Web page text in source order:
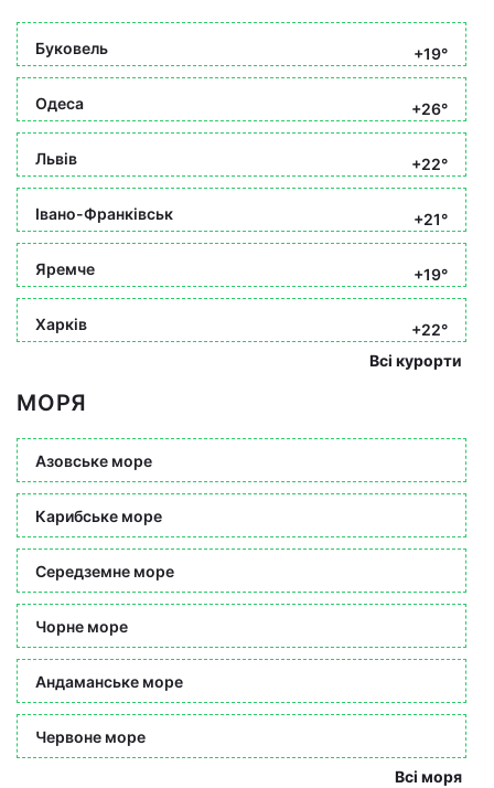
Буковель +19°
Одеса +26°
Львів +22°
Івано-Франківськ +21°
Яремче +19°
Харків
+22°
Всі курорти
МОРЯ
Азовське море
Карибське море
Середземне море
Чорне море
Андаманське море
Червоне море
Всі моря